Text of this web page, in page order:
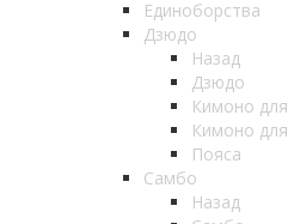
Единоборства
Дзюдо
Назад
Дзюдо
Кимоно
Кимоно
Пояса
Самбо
Назад